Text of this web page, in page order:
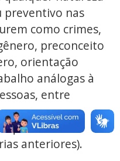
nas
como crimes,
preconceito
orientação
análogas à
entre
não se
anteriores).